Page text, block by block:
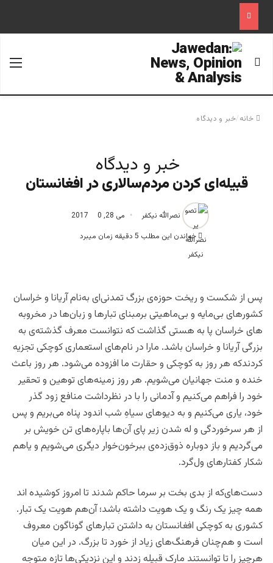
جستجو برای
خانه/خبر و دیدگاه
خبر و دیدگاه
قبیله‌ای کردن مردم‌سالاری در افغانستان
نصرالله نیکفر می 28, 2017
0
خواندن این مطلب 5 دقیقه زمان میبرد
پس از شکست و ریخت حوزه‌ی بزرگ تمدنی‌ای به‌نام آریانا و خراسان
کشورهای بی‌مایه و بی‌ماهیتی برمبنای تبارها و زبان‌ها در مخروبه
های خراسان پا به هستی گذاشت که نتوانست معرف گذشته‌ی به
بزرگی آریانا و خراسان باشد. مارا در نام‌های استعماری کوچکی تجزیه
کردندکه هر روز به کوچکی و حقارت ما افزوده می‌شود. هر روز باعث
خنده و منت جهانیان می‌شویم. هر روز زمینه‌های توهین و تحقیر
خود را فراهم می‌کنیم و آدمانی را با در نظرداشت منافع زود گذر
خود، یاری می‌کنیم و به دیوهای سیاهِ شب اندود پناه می‌بریم و پس
از هر سرخوردگی و له شدن زیر پای آن‌ها باپاره‌های تن خویش بر
می‌گردیم و باز دوباره ذوق‌زده‌ی ببرخون‌خوار دیگری می‌شویم و یاهم
شکار کفتارهای ول‌گرد.
دست‌های‌که از بدی بخت بر سرما حاکم شدند تا امروز کوشیده اند
همه چیز یک رنگ و یک هویت داشته باشد؛ آن‌هم هویت یک تبار.
کشوری به کوچکی افغانستان به داشتن تبارهای گوناگون معروف
است و هم‌چنان فرهنگ‌های زیاد از خورد تا بزرگ. در این میان
هرچیز را تا توانستند مارک قبیله زدند و این نزدیکی‌ها تازه متوجه